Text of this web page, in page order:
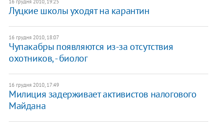
Луцкие школы уходят на карантин
16 грудня 2010, 18:07
Чупакабры появляются из-за отсутствия
охотников, - биолог
16 грудня 2010, 17:49
Милиция задерживает активистов налогового
Майдана